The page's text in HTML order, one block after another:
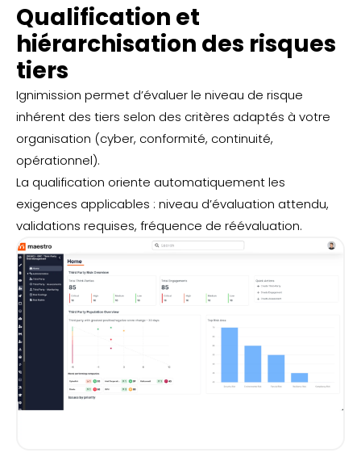
Qualification et
hiérarchisation des risques
tiers
Ignimission permet d’évaluer le niveau de risque
inhérent des tiers selon des critères adaptés à votre
organisation (cyber, conformité, continuité,
opérationnel).
La qualification oriente automatiquement les
exigences applicables : niveau d’évaluation attendu,
validations requises, fréquence de réévaluation.